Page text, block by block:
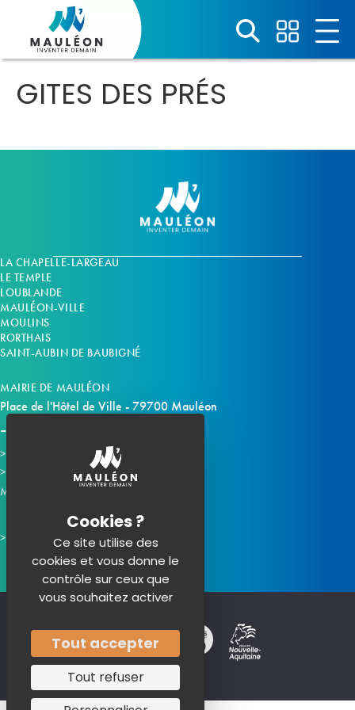
GITES DES PRÉS
LA CHAPELLE-LARGEAU
LE TEMPLE
LOUBLANDE
MAULÉON-VILLE
MOULINS
RORTHAIS
SAINT-AUBIN DE BAUBIGNÉ
MAIRIE DE MAULÉON
Place de l'Hôtel de Ville - 79700 Mauléon
Horaires d'ouverture
Contacter la mairie
Mauléon sur les réseaux :
Panneau de gestion des cookies
Ce site utilise des
cookies et vous donne le
contrôle sur ceux que
vous souhaitez activer
Tout accepter
Tout refuser